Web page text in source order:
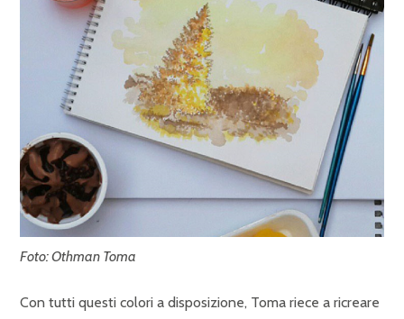
Foto: Othman Toma
Con tutti questi colori a disposizione, Toma riece a ricreare